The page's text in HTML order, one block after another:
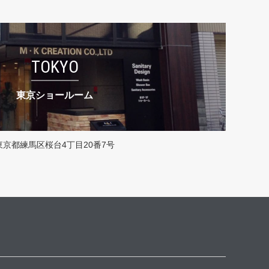
TOKYO
東京ショールーム
京都練馬区桜台4丁目20番7号